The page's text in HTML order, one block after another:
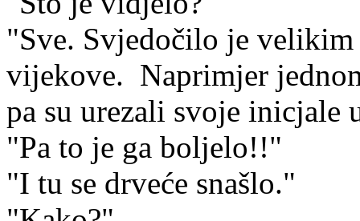
"Sve. Svjedočilo je
vijekove. Naprimjer
pa su urezali svoje inicjale
"Pa to je ga boljelo!!"
"I tu se drveće snašlo."